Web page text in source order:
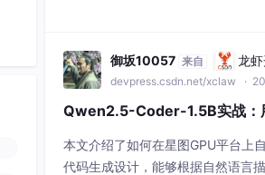
御坂10057 来自 龙
devpress.csdn.net/xclaw ·
Qwen2.5-Coder-1.5B实战：
本文介绍了如何在星图GPU平台上
代码生成设计，能够根据自然语言